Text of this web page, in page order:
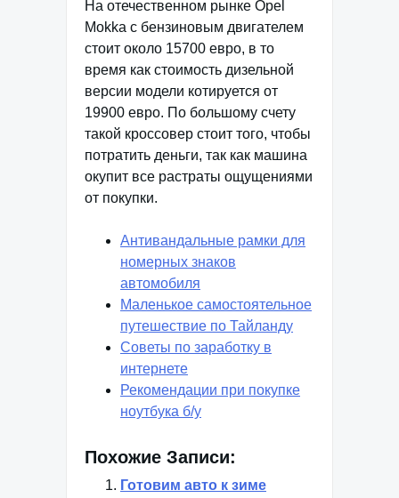
На отечественном рынке Opel
Mokka с бензиновым двигателем
стоит около 15700 евро, в то
время как стоимость дизельной
версии модели котируется от
19900 евро. По большому счету
такой кроссовер стоит того, чтобы
потратить деньги, так как машина
окупит все растраты ощущениями
от покупки.
Антивандальные рамки для
номерных знаков
автомобиля
Маленькое самостоятельное
путешествие по Тайланду
Советы по заработку в
интернете
Рекомендации при покупке
ноутбука б/у
Похожие Записи:
Готовим авто к зиме